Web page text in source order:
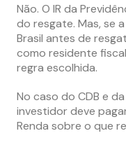
Não. O IR da
do resgate. Mas, se
Brasil antes de
como residente
regra escolhida.
No caso do CDB e
investidor deve
Renda sobre o que